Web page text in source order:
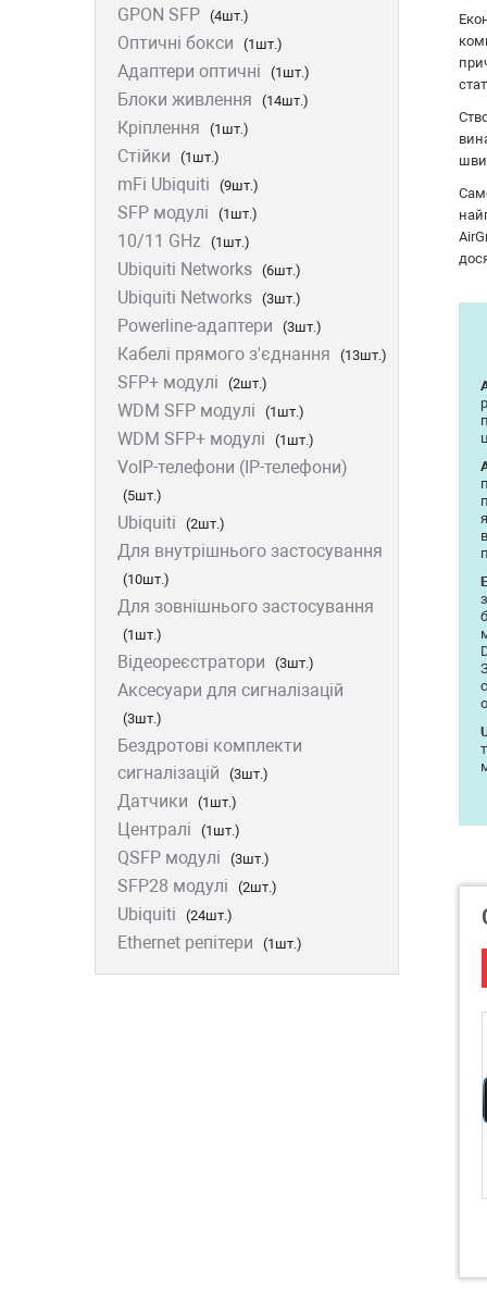
Ripley
Ritar
Fujikura
IMOU
DVP
Jilong
Reolink
Одескабель
ЗЗКМ
Netis
Fibaro
Logic Power
Furukawa
Signal Fire
Full Energy
VIA Security
Grandstream
Utepo
Zyxel
Yokogawa
Mercusys
Grandway
APC
OpenVox
Keenetic
GPON SFP (4шт.)
Оптичні бокси (1шт.)
Адаптери оптичні (1шт.)
Блоки живлення (14шт.)
Кріплення (1шт.)
Стійки (1шт.)
mFi Ubiquiti (9шт.)
SFP модулі (1шт.)
10/11 GHz (1шт.)
Ubiquiti Networks (6шт.)
Ubiquiti Networks (3шт.)
Powerline-адаптери (3шт.)
Кабелі прямого з'єднання (13шт.)
SFP+ модулі (2шт.)
WDM SFP модулі (1шт.)
WDM SFP+ модулі (1шт.)
VoIP-телефони (IP-телефони)
(5шт.)
Ubiquiti (2шт.)
Для внутрішнього застосування
(10шт.)
Для зовнішнього застосування
(1шт.)
Відеореєстратори (3шт.)
Аксесуари для сигналізацій
(3шт.)
Бездротові комплекти
сигналізацій
(3шт.)
Датчики (1шт.)
Централі (1шт.)
QSFP модулі (3шт.)
SFP28 модулі (2шт.)
Ubiquiti (24шт.)
Ethernet репітери (1шт.)